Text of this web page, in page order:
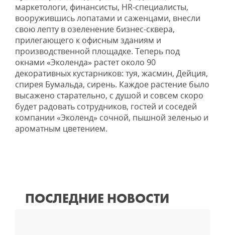
маркетологи, финансисты, HR-специалисты,
вооружившись лопатами и саженцами, внесли
свою лепту в озеленение бизнес-сквера,
прилегающего к офисным зданиям и
производственной площадке. Теперь под
окнами «Эколенда» растет около 90
декоративных кустарников: туя, жасмин, Дейция,
спирея Бумальда, сирень. Каждое растение было
высажено старательно, с душой и совсем скоро
будет радовать сотрудников, гостей и соседей
компании «Эколенд» сочной, пышной зеленью и
ароматным цветением.
ПОСЛЕДНИЕ НОВОСТИ